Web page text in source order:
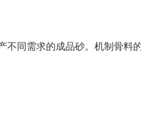
同需求的成品砂。机制骨料的